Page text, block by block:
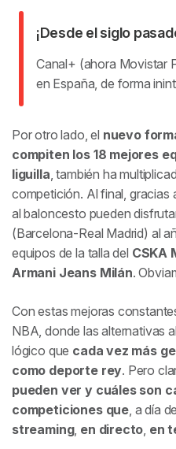
¡Desde el siglo
Canal+ (ahora Movistar
en España, de forma
Por otro lado, el nuevo
compiten los 18 mejores
liguilla , también ha
competición. Al final, gracias
al baloncesto pueden
(Barcelona-Real Madrid) al
equipos de la talla del CSKA
Armani Jeans Milán.
Con estas mejoras
NBA, donde las alternativas
lógico que cada vez más
como deporte rey. Pero
pueden ver y cuáles son
competiciones que , a día
streaming, en directo en